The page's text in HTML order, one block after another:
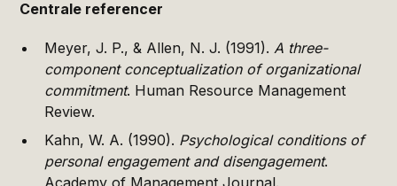
Centrale referencer
Meyer, J. P., & Allen, N. J. (1991). A three-
component conceptualization of organizational
commitment. Human Resource Management
Review.
Kahn, W. A. (1990). Psychological conditions of
personal engagement and disengagement.
Academy of Management Journal.